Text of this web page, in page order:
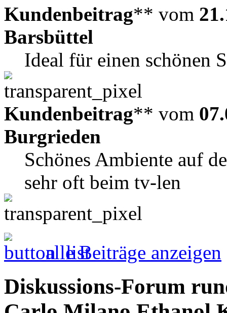
Kundenbeitrag** vom
Barsbüttel
Ideal für einen schönen
Kundenbeitrag** vom
Burgrieden
Schönes Ambiente auf
sehr oft beim tv-len
alle Beiträge anzeigen
Diskussions-Forum